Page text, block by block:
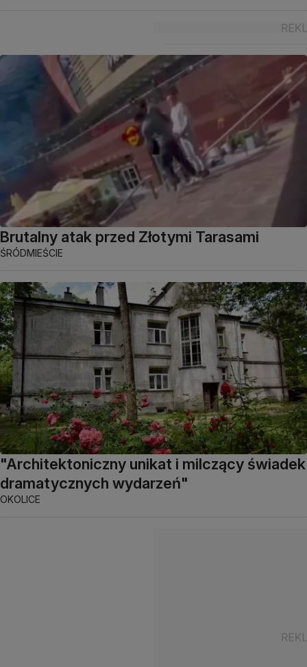
Brutalny atak przed Złotymi Tarasami
ŚRÓDMIEŚCIE
"Architektoniczny unikat i milczący świadek
dramatycznych wydarzeń"
OKOLICE